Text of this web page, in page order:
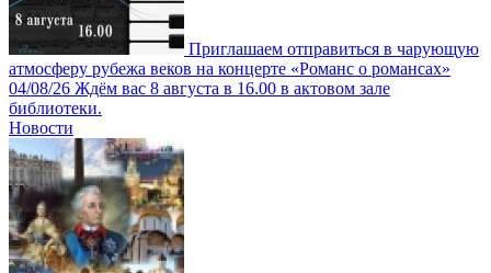
Приглашаем отправиться в чарующую
атмосферу рубежа веков на концерте «Романс о романсах»
04/08/26 Ждём вас 8 августа в 16.00 в актовом зале
библиотеки.
Новости